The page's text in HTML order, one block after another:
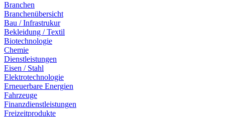
Branchen
Branchenübersicht
Bau / Infrastrukur
Bekleidung / Textil
Biotechnologie
Chemie
Dienstleistungen
Eisen / Stahl
Elektrotechnologie
Erneuerbare Energien
Fahrzeuge
Finanzdienstleistungen
Freizeitprodukte